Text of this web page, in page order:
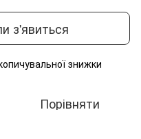
з'явиться
знижки
Порівняти